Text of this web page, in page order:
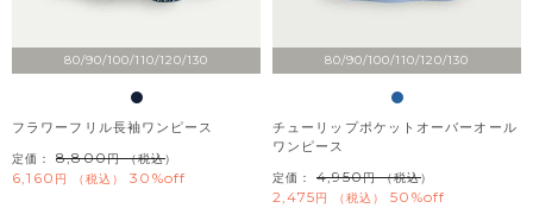
80/90/100/110/120/130
フラワーフリル長袖ワンピース
定価： 8,800 （税込）
6,160 税込 30%off
80/90/100/110/120/130
チューリップポケットオーバーオール
ワンピース
定価： 4,950 （税込）
2,475 税込 50%off